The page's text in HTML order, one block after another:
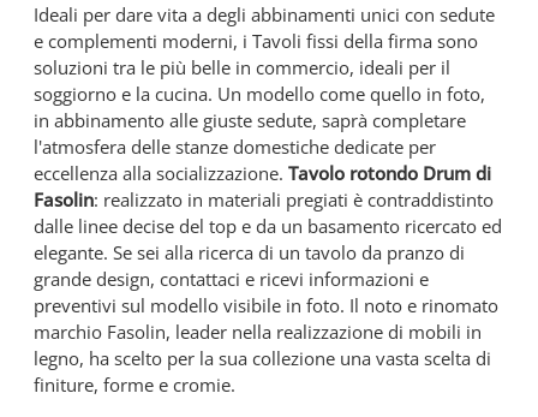
Ideali per dare vita a degli abbinamenti unici con sedute
e complementi moderni, i Tavoli fissi della firma sono
soluzioni tra le più belle in commercio, ideali per il
soggiorno e la cucina. Un modello come quello in foto,
in abbinamento alle giuste sedute, saprà completare
l'atmosfera delle stanze domestiche dedicate per
eccellenza alla socializzazione. Tavolo rotondo Drum di
Fasolin: realizzato in materiali pregiati è contraddistinto
dalle linee decise del top e da un basamento ricercato ed
elegante. Se sei alla ricerca di un tavolo da pranzo di
grande design, contattaci e ricevi informazioni e
preventivi sul modello visibile in foto. Il noto e rinomato
marchio Fasolin, leader nella realizzazione di mobili in
legno, ha scelto per la sua collezione una vasta scelta di
finiture, forme e cromie.